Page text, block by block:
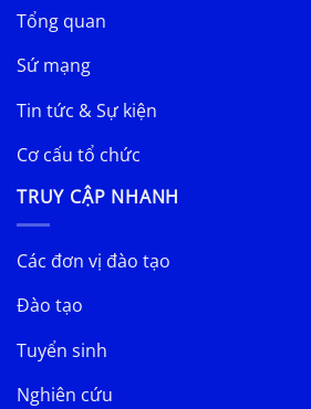
Tổng quan
Sứ mạng
Tin tức & Sự kiện
Cơ cấu tổ chức
TRUY CẬP NHANH
Các đơn vị đào tạo
Đào tạo
Tuyển sinh
Nghiên cứu